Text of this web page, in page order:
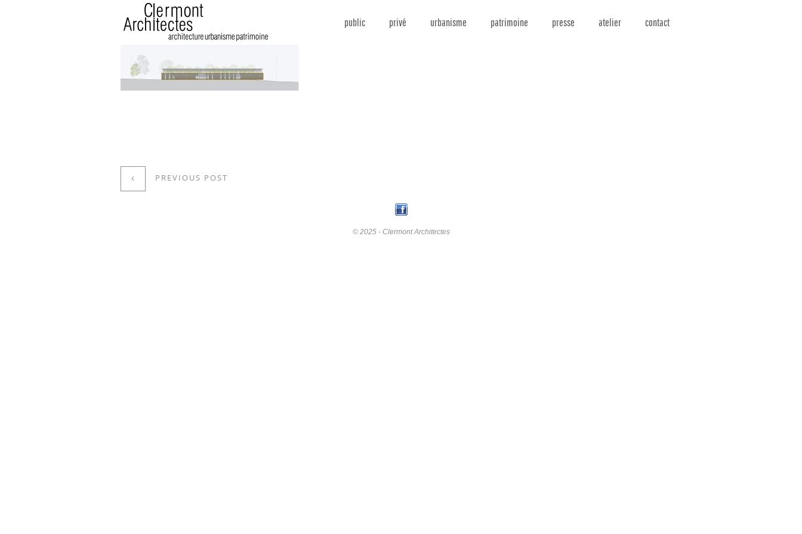
public privé urbanisme patrimoine presse atelier contact
PREVIOUS POST
© 2025 - Clermont Architectes